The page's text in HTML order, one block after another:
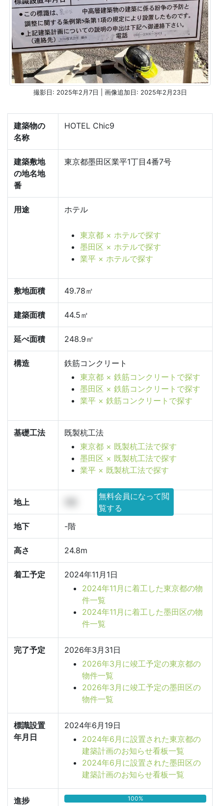
撮影日: 2025年2月7日 | 画像追加日: 2025年2月23日
建築物の
名称
HOTEL Chic9
建築敷地
の地名地
番
東京都墨田区業平1丁目4番7号
用途 ホテル
東京都 × ホテルで探す
墨田区 × ホテルで探す
業平 × ホテルで探す
敷地面積 49.78㎡
建築面積 44.5㎡
延べ面積 248.9㎡
構造
鉄筋コンクリート
東京都 × 鉄筋コンクリートで探す
墨田区 × 鉄筋コンクリートで探す
業平 × 鉄筋コンクリートで探す
基礎工法
既製杭工法
東京都 × 既製杭工法で探す
墨田区 × 既製杭工法で探す
業平 × 既製杭工法で探す
地上
無料会員になって閲
覧する
地下
-階
高さ 24.8m
着工予定
2024年11月1日
2024年11月に着工した東京都の物
件一覧
2024年11月に着工した墨田区の物
件一覧
完了予定
2026年3月31日
2026年3月に竣工予定の東京都の
物件一覧
2026年3月に竣工予定の墨田区の
物件一覧
標識設置
年月日
2024年6月19日
2024年6月に設置された東京都の
建築計画のお知らせ看板一覧
2024年6月に設置された墨田区の
建築計画のお知らせ看板一覧
進捗 100%